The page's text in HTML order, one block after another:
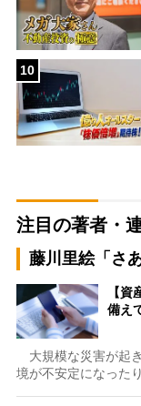
10
注目の著者・
藤川里絵「さ
【
備え
大規模な災害が起
境が不安定になった